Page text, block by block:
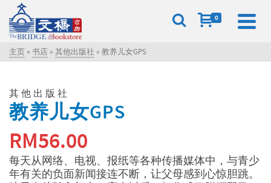
0
主页 » 书店 » 其他出版社 » 教养儿女GPS
其他出版社
教养儿女GPS
RM56.00
每天从网络、电视、报纸等各种传播媒体中，与青少
年有关的负面新闻接连不断，让父母感到心惊胆跳。